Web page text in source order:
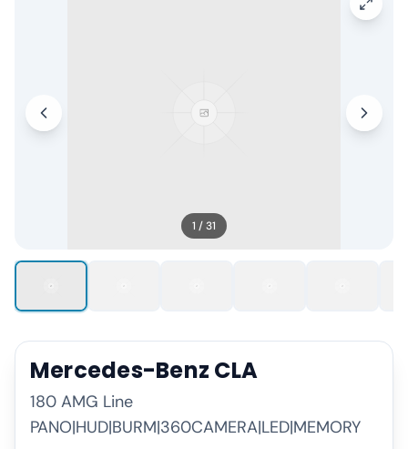
1 /31
Mercedes-Benz CLA
180 AMG Line
PANO|HUD|BURM|360CAMERA|LED|MEMORY